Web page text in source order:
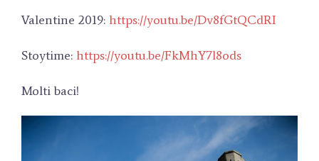
Valentine 2019: https://youtu.be/Dv8fGtQCdRI
Stoytime: https://youtu.be/FkMhY7l8ods
Molti baci!